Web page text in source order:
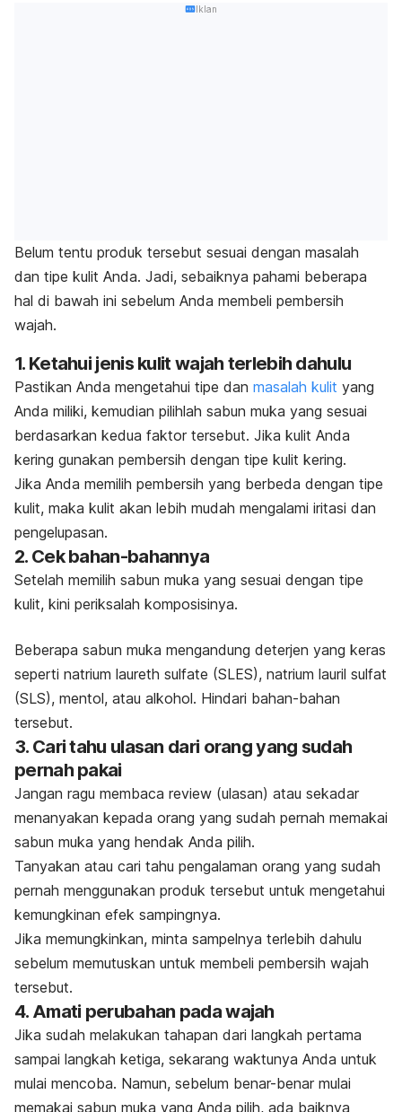
Iklan
Belum tentu produk tersebut sesuai dengan masalah
dan tipe kulit Anda. Jadi, sebaiknya pahami beberapa
hal di bawah ini sebelum Anda membeli pembersih
wajah.
1. Ketahui jenis kulit wajah terlebih dahulu
Pastikan Anda mengetahui tipe dan masalah kulit yang
Anda miliki, kemudian pilihlah sabun muka yang sesuai
berdasarkan kedua faktor tersebut. Jika kulit Anda
kering gunakan pembersih dengan tipe kulit kering.
Jika Anda memilih pembersih yang berbeda dengan tipe
kulit, maka kulit akan lebih mudah mengalami iritasi dan
pengelupasan.
2. Cek bahan-bahannya
Setelah memilih sabun muka yang sesuai dengan tipe
kulit, kini periksalah komposisinya.
Beberapa sabun muka mengandung deterjen yang keras
seperti natrium laureth sulfate (SLES), natrium lauril sulfat
(SLS), mentol, atau alkohol. Hindari bahan-bahan
tersebut.
3. Cari tahu ulasan dari orang yang sudah
pernah pakai
Jangan ragu membaca review (ulasan) atau sekadar
menanyakan kepada orang yang sudah pernah memakai
sabun muka yang hendak Anda pilih.
Tanyakan atau cari tahu pengalaman orang yang sudah
pernah menggunakan produk tersebut untuk mengetahui
kemungkinan efek sampingnya.
Jika memungkinkan, minta sampelnya terlebih dahulu
sebelum memutuskan untuk membeli pembersih wajah
tersebut.
4. Amati perubahan pada wajah
Jika sudah melakukan tahapan dari langkah pertama
sampai langkah ketiga, sekarang waktunya Anda untuk
mulai mencoba. Namun, sebelum benar-benar mulai
memakai sabun muka yang Anda pilih, ada baiknya